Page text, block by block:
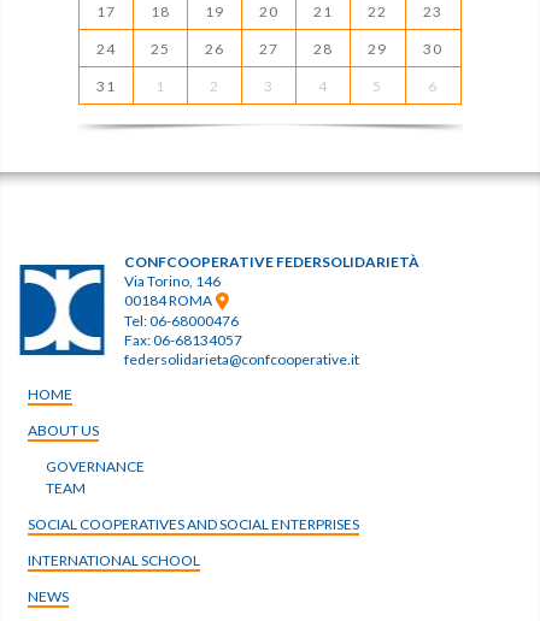
17 18 19 20 21 22 23
24 25 26 27 28 29 30
31 1 2 3 4 5 6
CONFCOOPERATIVE FEDERSOLIDARIETÀ
Via Torino, 146
00184 ROMA
Tel: 06-68000476
Fax: 06-68134057
federsolidarieta@confcooperative.it
HOME
ABOUT US
GOVERNANCE
TEAM
SOCIAL COOPERATIVES AND SOCIAL ENTERPRISES
INTERNATIONAL SCHOOL
NEWS